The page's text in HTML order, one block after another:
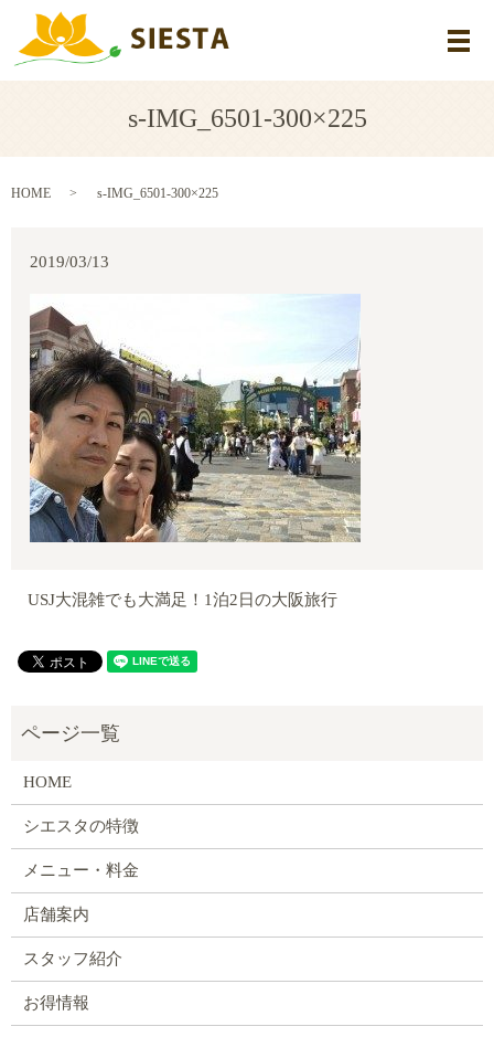
メ
s-IMG_6501-300×225
HOME s-IMG_6501-300×225
2019/03/13
USJ大混雑でも大満足！1泊2日の大阪旅行
HOME
シエスタの特徴
メニュー・料金
店舗案内
スタッフ紹介
お得情報